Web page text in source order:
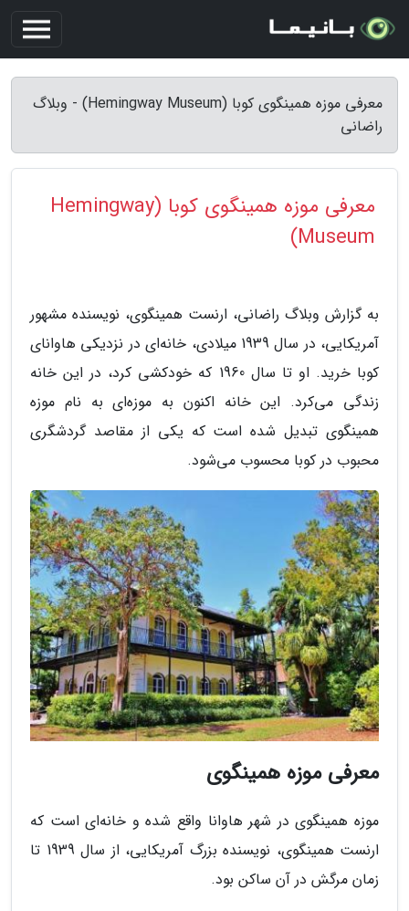
معرفی موزه همینگوی کوبا (Hemingway Museum) - وبلاگ
راضانی
معرفی موزه همینگوی کوبا (Hemingway
Museum)
به گزارش وبلاگ راضانی، ارنست همینگوی، نویسنده مشهور
آمریکایی، در سال 1939 میلادی، خانه‌ای در نزدیکی هاوانای
کوبا خرید. او تا سال 1960 که خودکشی کرد، در این خانه
زندگی می‌کرد. این خانه اکنون به موزه‌ای به نام موزه
همینگوی تبدیل شده است که یکی از مقاصد گردشگری
محبوب در کوبا محسوب می‌شود.
معرفی موزه همینگوی
موزه همینگوی در شهر هاوانا واقع شده و خانه‌ای است که
ارنست همینگوی، نویسنده بزرگ آمریکایی، از سال 1939 تا
زمان مرگش در آن ساکن بود.